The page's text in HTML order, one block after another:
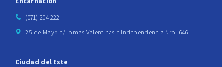
(071) 204 222
25 de Mayo e/Lomas Valentinas e Independencia Nro. 646
Ciudad del Este